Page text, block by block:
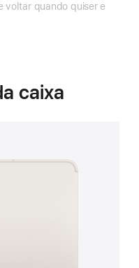
voltar quando quiser e
caixa